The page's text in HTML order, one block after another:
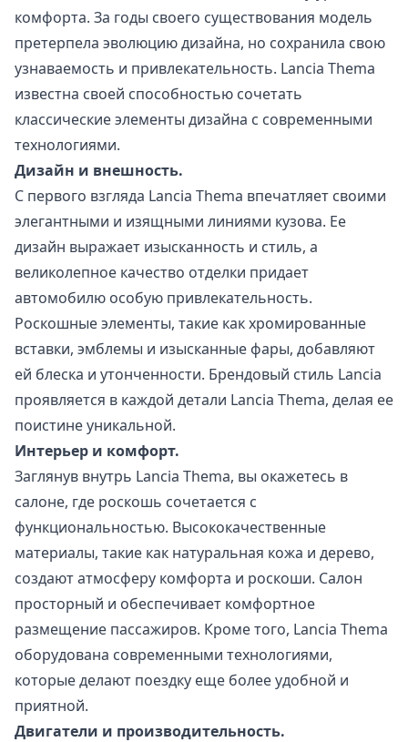
комфорта. За годы своего существования модель
претерпела эволюцию дизайна, но сохранила свою
узнаваемость и привлекательность. Lancia Thema
известна своей способностью сочетать
классические элементы дизайна с современными
технологиями.
Дизайн и внешность.
С первого взгляда Lancia Thema впечатляет своими
элегантными и изящными линиями кузова. Ее
дизайн выражает изысканность и стиль, а
великолепное качество отделки придает
автомобилю особую привлекательность.
Роскошные элементы, такие как хромированные
вставки, эмблемы и изысканные фары, добавляют
ей блеска и утонченности. Брендовый стиль Lancia
проявляется в каждой детали Lancia Thema, делая ее
поистине уникальной.
Интерьер и комфорт.
Заглянув внутрь Lancia Thema, вы окажетесь в
салоне, где роскошь сочетается с
функциональностью. Высококачественные
материалы, такие как натуральная кожа и дерево,
создают атмосферу комфорта и роскоши. Салон
просторный и обеспечивает комфортное
размещение пассажиров. Кроме того, Lancia Thema
оборудована современными технологиями,
которые делают поездку еще более удобной и
приятной.
Двигатели и производительность.